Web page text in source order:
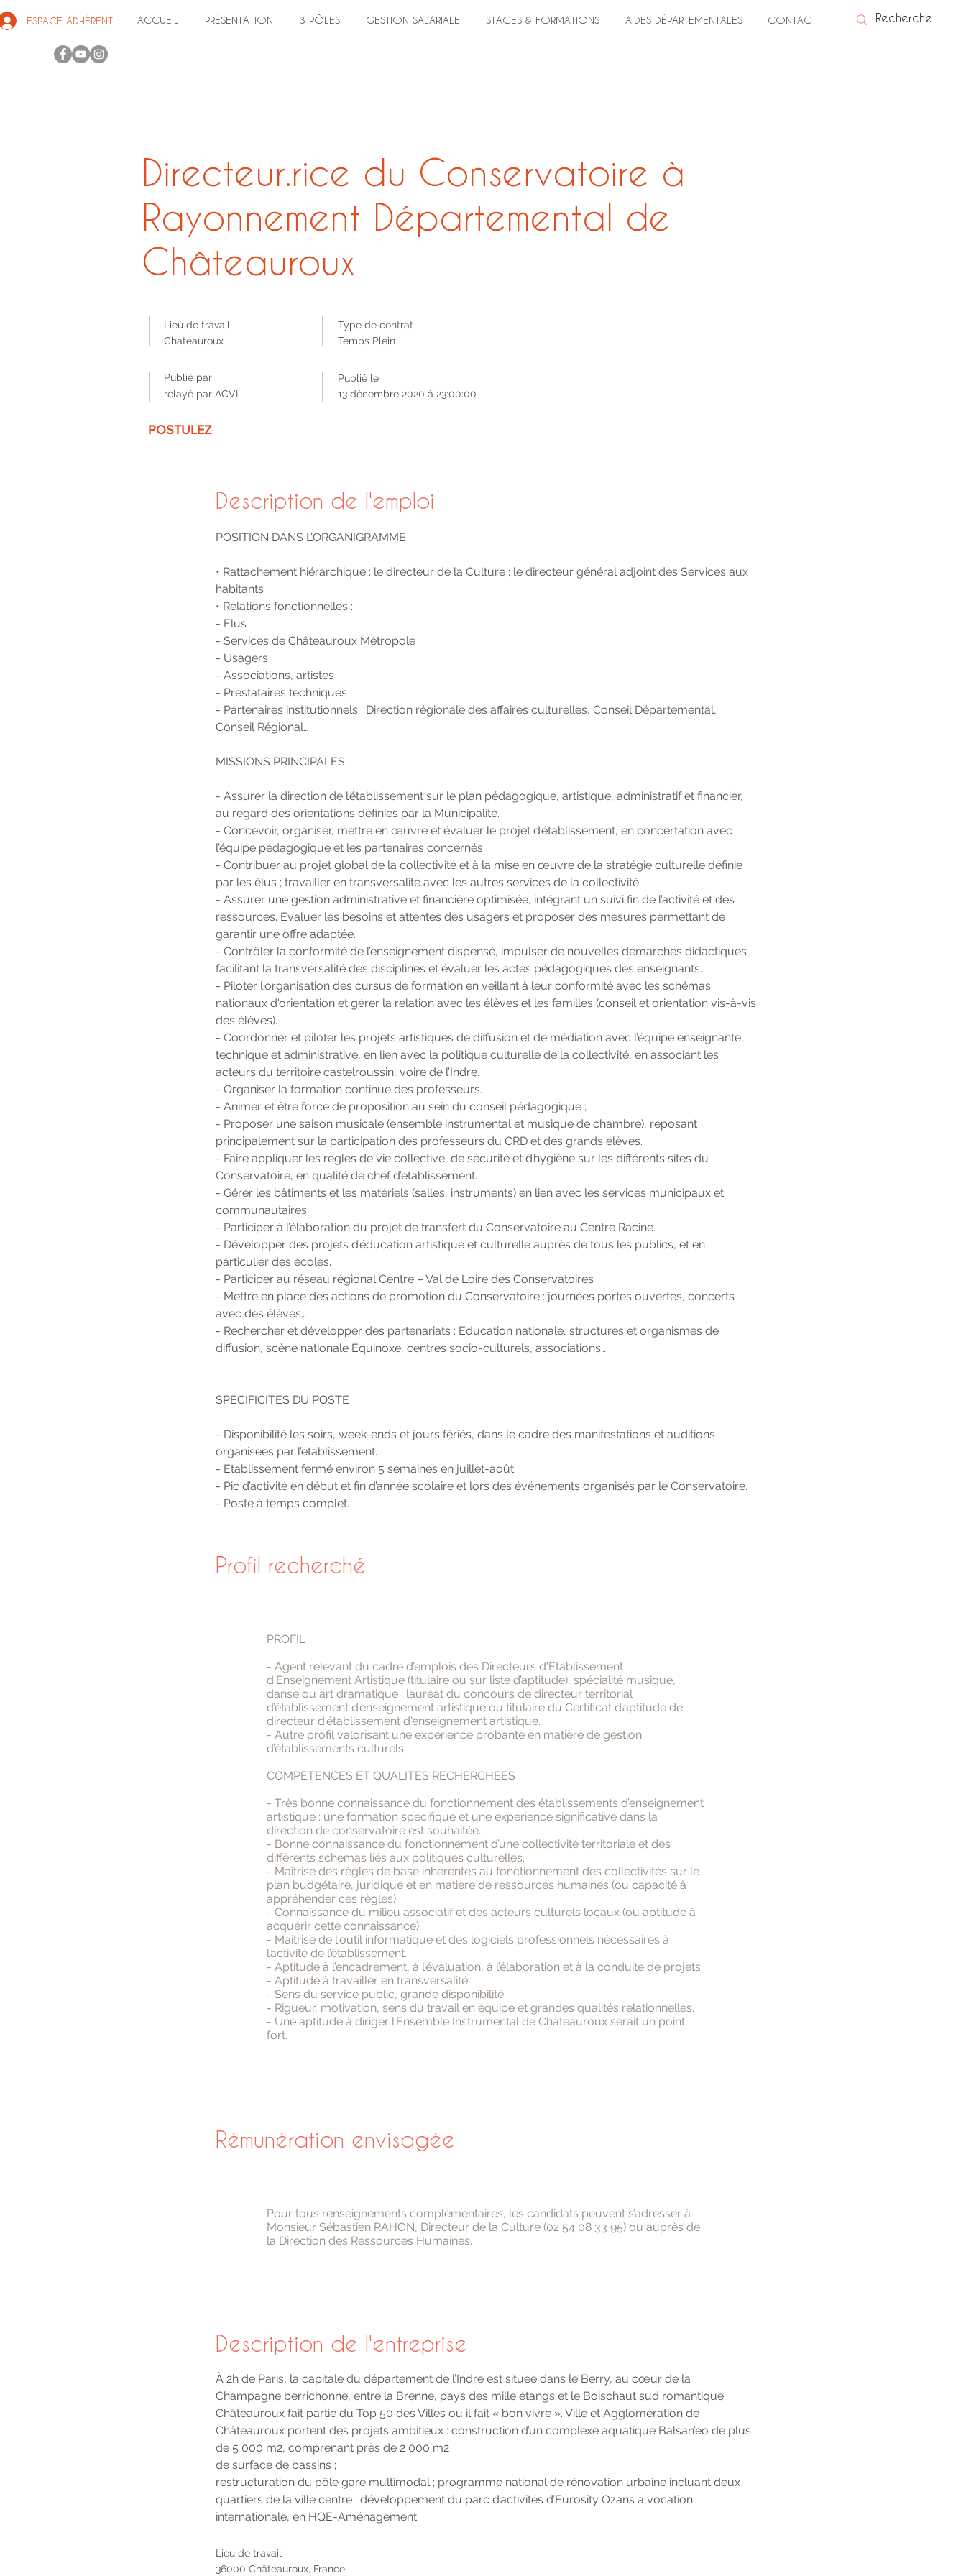
ESPACE ADHÉRENT ACCUEIL PRÉSENTATION 3 PÔLES GESTION SALARIALE STAGES & FORMATIONS AIDES DÉPARTEMENTALES CONTACT
Directeur.rice du Conservatoire à
Rayonnement Départemental de
Châteauroux
Lieu de travail
Chateauroux
Publié par
relayé par ACVL
Type de contrat
Temps Plein
Publié le
13 décembre 2020 à 23:00:00
POSTULEZ
Description de l'emploi
POSITION DANS L’ORGANIGRAMME
• Rattachement hiérarchique : le directeur de la Culture ; le directeur général adjoint des Services aux
habitants
• Relations fonctionnelles :
- Elus
- Services de Châteauroux Métropole
- Usagers
- Associations, artistes
- Prestataires techniques
- Partenaires institutionnels : Direction régionale des affaires culturelles, Conseil Départemental,
Conseil Régional…
MISSIONS PRINCIPALES
- Assurer la direction de l’établissement sur le plan pédagogique, artistique, administratif et financier,
au regard des orientations définies par la Municipalité.
- Concevoir, organiser, mettre en œuvre et évaluer le projet d’établissement, en concertation avec
l’équipe pédagogique et les partenaires concernés.
- Contribuer au projet global de la collectivité et à la mise en œuvre de la stratégie culturelle définie
par les élus ; travailler en transversalité avec les autres services de la collectivité.
- Assurer une gestion administrative et financière optimisée, intégrant un suivi fin de l’activité et des
ressources. Evaluer les besoins et attentes des usagers et proposer des mesures permettant de
garantir une offre adaptée.
- Contrôler la conformité de l’enseignement dispensé, impulser de nouvelles démarches didactiques
facilitant la transversalité des disciplines et évaluer les actes pédagogiques des enseignants.
- Piloter l'organisation des cursus de formation en veillant à leur conformité avec les schémas
nationaux d'orientation et gérer la relation avec les élèves et les familles (conseil et orientation vis-à-vis
des élèves).
- Coordonner et piloter les projets artistiques de diffusion et de médiation avec l’équipe enseignante,
technique et administrative, en lien avec la politique culturelle de la collectivité, en associant les
acteurs du territoire castelroussin, voire de l’Indre.
- Organiser la formation continue des professeurs.
- Animer et être force de proposition au sein du conseil pédagogique ;
- Proposer une saison musicale (ensemble instrumental et musique de chambre), reposant
principalement sur la participation des professeurs du CRD et des grands élèves.
- Faire appliquer les règles de vie collective, de sécurité et d’hygiène sur les différents sites du
Conservatoire, en qualité de chef d’établissement.
- Gérer les bâtiments et les matériels (salles, instruments) en lien avec les services municipaux et
communautaires.
- Participer à l’élaboration du projet de transfert du Conservatoire au Centre Racine.
- Développer des projets d’éducation artistique et culturelle auprès de tous les publics, et en
particulier des écoles.
- Participer au réseau régional Centre – Val de Loire des Conservatoires
- Mettre en place des actions de promotion du Conservatoire : journées portes ouvertes, concerts
avec des élèves…
- Rechercher et développer des partenariats : Education nationale, structures et organismes de
diffusion, scène nationale Equinoxe, centres socio-culturels, associations…
SPECIFICITES DU POSTE
- Disponibilité les soirs, week-ends et jours fériés, dans le cadre des manifestations et auditions
organisées par l’établissement.
- Etablissement fermé environ 5 semaines en juillet-août.
- Pic d’activité en début et fin d’année scolaire et lors des événements organisés par le Conservatoire.
- Poste à temps complet.
Profil recherché
PROFIL
- Agent relevant du cadre d’emplois des Directeurs d'Etablissement
d'Enseignement Artistique (titulaire ou sur liste d’aptitude), spécialité musique,
danse ou art dramatique ; lauréat du concours de directeur territorial
d’établissement d’enseignement artistique ou titulaire du Certificat d’aptitude de
directeur d'établissement d'enseignement artistique.
- Autre profil valorisant une expérience probante en matière de gestion
d’établissements culturels.
COMPETENCES ET QUALITES RECHERCHEES
- Très bonne connaissance du fonctionnement des établissements d’enseignement
artistique : une formation spécifique et une expérience significative dans la
direction de conservatoire est souhaitée.
- Bonne connaissance du fonctionnement d’une collectivité territoriale et des
différents schémas liés aux politiques culturelles.
- Maîtrise des règles de base inhérentes au fonctionnement des collectivités sur le
plan budgétaire, juridique et en matière de ressources humaines (ou capacité à
appréhender ces règles).
- Connaissance du milieu associatif et des acteurs culturels locaux (ou aptitude à
acquérir cette connaissance).
- Maîtrise de l'outil informatique et des logiciels professionnels nécessaires à
l’activité de l’établissement.
- Aptitude à l’encadrement, à l’évaluation, à l’élaboration et à la conduite de projets.
- Aptitude à travailler en transversalité.
- Sens du service public, grande disponibilité.
- Rigueur, motivation, sens du travail en équipe et grandes qualités relationnelles.
- Une aptitude à diriger l’Ensemble Instrumental de Châteauroux serait un point
fort.
Rémunération envisagée
Pour tous renseignements complémentaires, les candidats peuvent s’adresser à
Monsieur Sébastien RAHON, Directeur de la Culture (02 54 08 33 95) ou auprès de
la Direction des Ressources Humaines.
Description de l'entreprise
À 2h de Paris, la capitale du département de l’Indre est située dans le Berry, au cœur de la
Champagne berrichonne, entre la Brenne, pays des mille étangs et le Boischaut sud romantique.
Châteauroux fait partie du Top 50 des Villes où il fait « bon vivre ». Ville et Agglomération de
Châteauroux portent des projets ambitieux : construction d’un complexe aquatique Balsan’éo de plus
de 5 000 m2, comprenant près de 2 000 m2
de surface de bassins ;
restructuration du pôle gare multimodal ; programme national de rénovation urbaine incluant deux
quartiers de la ville centre ; développement du parc d’activités d’Eurosity Ozans à vocation
internationale, en HQE-Aménagement.
Lieu de travail
36000 Châteauroux, France